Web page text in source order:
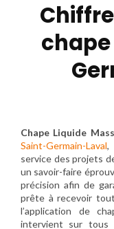
Chape Liquide
Saint-Germain-Laval,
service des projets
un savoir-faire
précision afin de
prête à recevoir
l’application de
intervient sur tous